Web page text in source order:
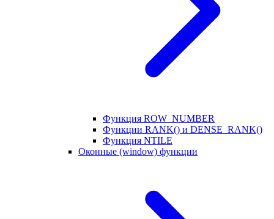
Функция ROW_NUMBER
Функции RANK() и DENSE_RANK()
Функция NTILE
Оконные (window) функции